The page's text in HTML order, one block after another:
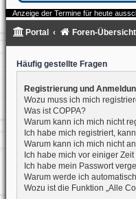
Anzeige der Termine für heute
Portal Foren-Übersicht
Häufig gestellte Fragen
Registrierung und
Wozu muss ich mich
Was ist COPPA?
Warum kann ich mich nicht
Ich habe mich registriert,
Warum kann ich mich nicht
Ich habe mich vor einiger
Ich habe mein Passwort
Warum werde ich
Wozu ist die Funktion „Alle